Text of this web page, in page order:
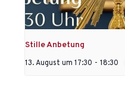
Stille Anbetung
13. August um 17:30 - 18:30